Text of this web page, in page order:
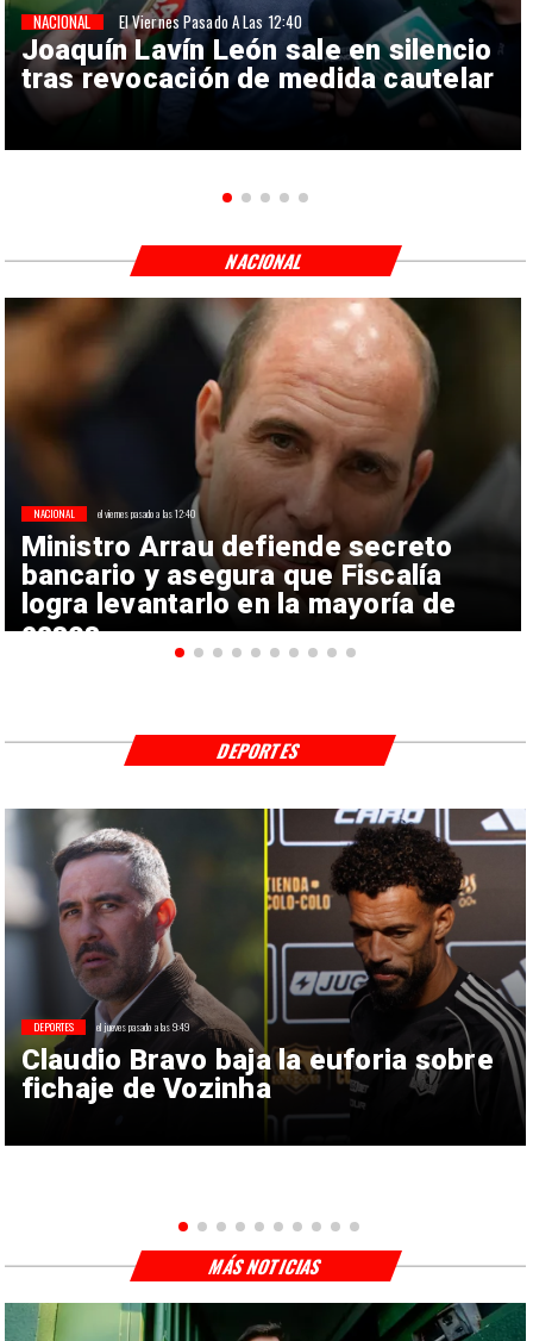
Joaquín Lavín León sale en silencio
tras revocación de medida cautelar
NACIONAL El Viernes Pasado A Las 12:40
Ministro Arrau defiende secreto
bancario y asegura que Fiscalía
logra levantarlo en la mayoría de
casos
NACIONAL el viernes pasado a las 12:40
NACIONAL
Claudio Bravo baja la euforia sobre
fichaje de Vozinha
DEPORTES el jueves pasado a las 9:49
DEPORTES
MÁS NOTICIAS